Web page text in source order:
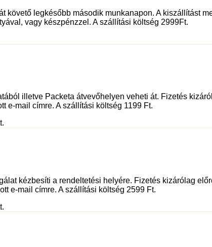
követő legkésőbb második munkanapon. A kiszállítást
vagy készpénzzel. A szállítási költség 2999Ft.
illetve Packeta átvevőhelyen veheti át. Fizetés
e-mail címre. A szállítási költség 1199 Ft.
kézbesíti a rendeltetési helyére. Fizetés kizárólag
e-mail címre. A szállítási költség 2599 Ft.